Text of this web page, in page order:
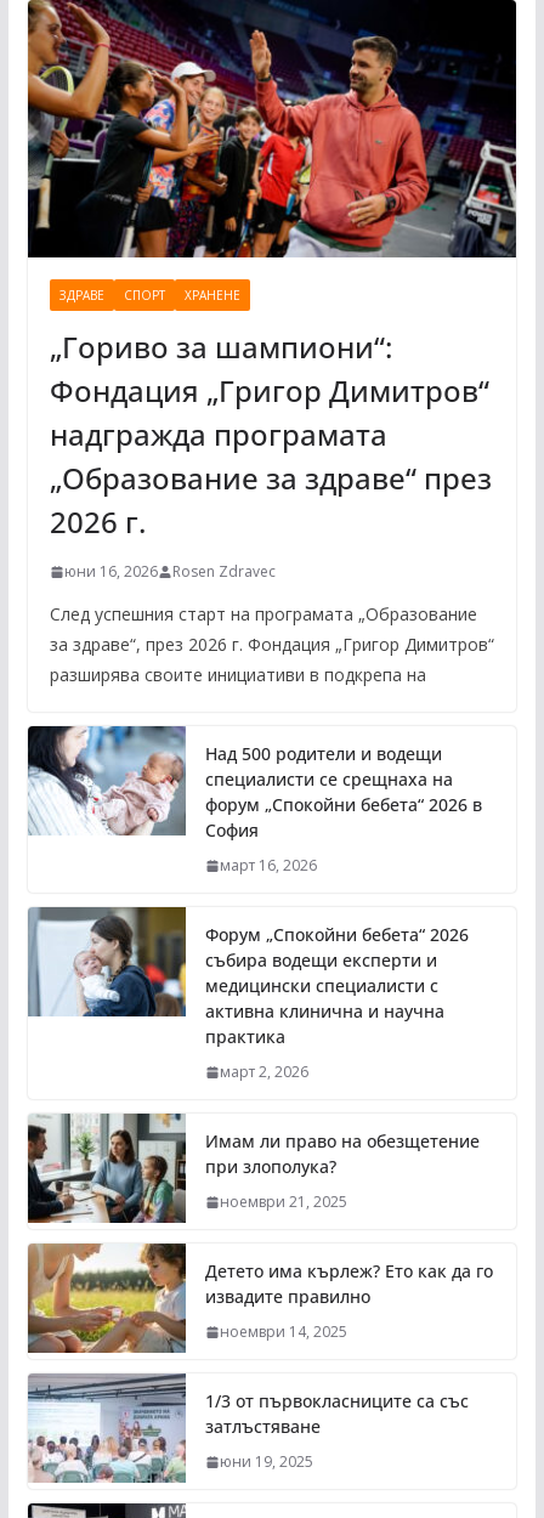
ЗДРАВЕ СПОРТ ХРАНЕНЕ
„Гориво за шампиони“:
Фондация „Григор Димитров“
надгражда програмата
„Образование за здраве“ през
2026 г.
юни 16, 2026 Rosen Zdravec
След успешния старт на програмата „Образование
за здраве“, през 2026 г. Фондация „Григор Димитров“
разширява своите инициативи в подкрепа на
Над 500 родители и водещи
специалисти се срещнаха на
форум „Спокойни бебета“ 2026 в
София
март 16, 2026
Форум „Спокойни бебета“ 2026
събира водещи експерти и
медицински специалисти с
активна клинична и научна
практика
март 2, 2026
Имам ли право на обезщетение
при злополука?
ноември 21, 2025
Детето има кърлеж? Ето как да го
извадите правилно
ноември 14, 2025
1/3 от първокласниците са със
затлъстяване
юни 19, 2025